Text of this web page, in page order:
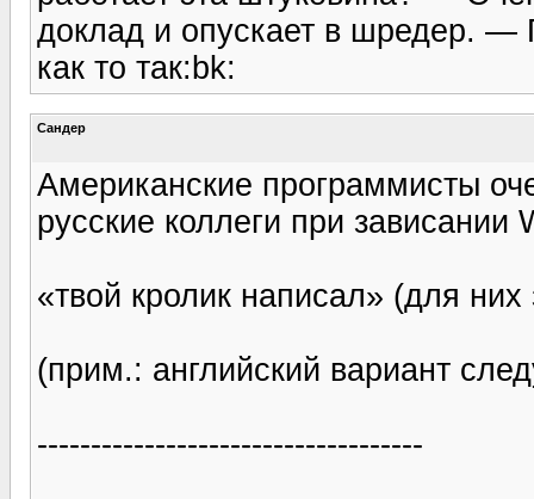
доклад и опускает в шредер. —
как то так:bk:
Сандер
Американские программисты
русские коллеги при
«твой кролик написал» (для
(прим.: английский вариант
------------------------------------